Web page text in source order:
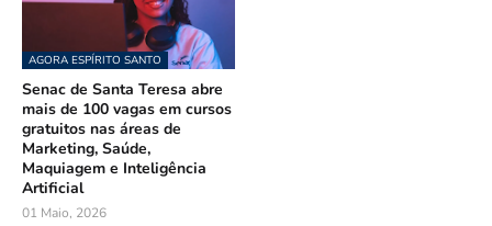
AGORA ESPÍRITO SANTO
Senac de Santa Teresa abre
mais de 100 vagas em cursos
gratuitos nas áreas de
Marketing, Saúde,
Maquiagem e Inteligência
Artificial
01 Maio, 2026